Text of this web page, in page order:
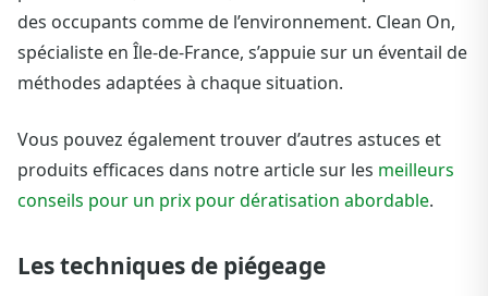
des occupants comme de l’environnement. Clean On,
spécialiste en Île-de-France, s’appuie sur un éventail de
méthodes adaptées à chaque situation.
Vous pouvez également trouver d’autres astuces et
produits efficaces dans notre article sur les meilleurs
conseils pour un prix pour dératisation abordable.
Les techniques de piégeage